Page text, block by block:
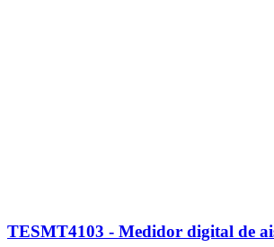
TESMT4103 - Medidor digital de